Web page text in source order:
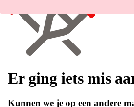
Er ging iets mis
Kunnen we je op een andere